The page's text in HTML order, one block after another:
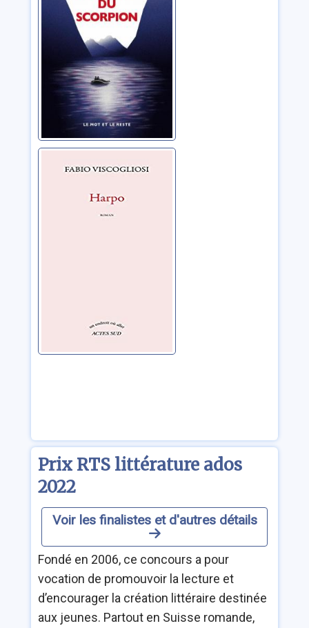
Harpo
Prix RTS littérature ados
2022
Voir les finalistes et d'autres détails
Fondé en 2006, ce concours a pour
vocation de promouvoir la lecture et
d’encourager la création littéraire destinée
aux jeunes. Partout en Suisse romande,